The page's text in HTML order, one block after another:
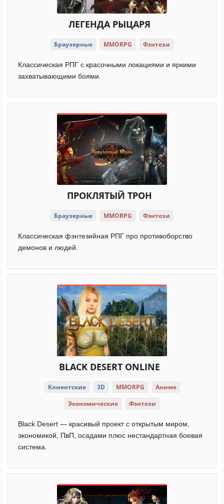
ЛЕГЕНДА РЫЦАРЯ
Браузерные MMORPG Фэнтези
Классическая РПГ с красочными локациями и яркими
захватывающими боями.
ПРОКЛЯТЫЙ ТРОН
Браузерные MMORPG Фэнтези
Классическая фэнтезийная РПГ про противоборство
демонов и людей.
BLACK DESERT ONLINE
Клиентские 3D MMORPG
Аниме
Экономические
Фэнтези
Black Desert — красивый проект с открытым миром,
экономикой, ПвП, осадами плюс нестандартная боевая
система.